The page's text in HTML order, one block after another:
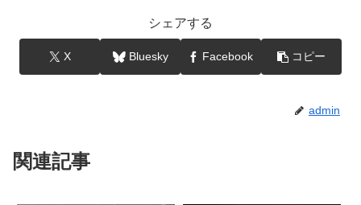
シェアする
X Bluesky Facebook コピー
admin
関連記事